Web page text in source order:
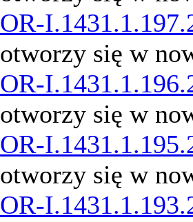
OR-
otworzy się w
OR-
otworzy się w
OR-
otworzy się w
OR-